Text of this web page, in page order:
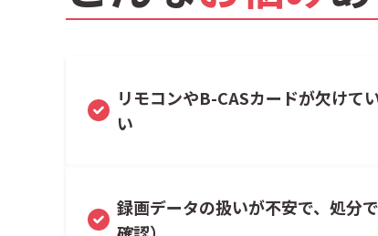
リモコンやB-CASカードが欠けて
い
録画データの扱いが不安で、処分